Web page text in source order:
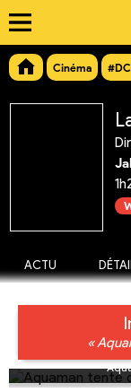
Cinéma
ACTU
«